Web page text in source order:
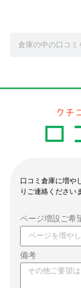
口コミ倉庫に増や
りご連絡ください
ページ増設ご希
備考